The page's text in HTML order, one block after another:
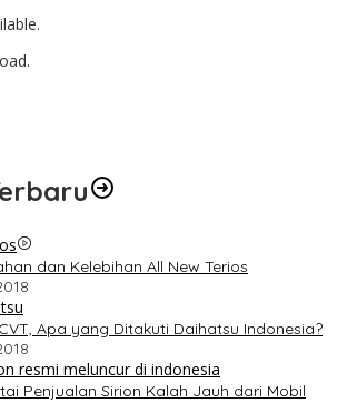
dan Kelebihan All New Terios
Apa yang Ditakuti Daihatsu Indonesia?
Penjualan Sirion Kalah Jauh dari Mobil